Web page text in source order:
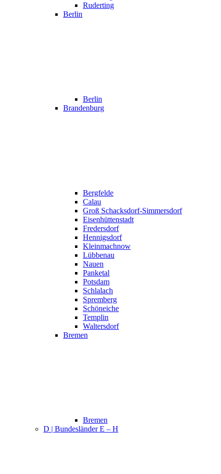
Ruderting
Berlin
Berlin
Brandenburg
Bergfelde
Calau
Groß Schacksdorf-Simmersdorf
Eisenhüttenstadt
Fredersdorf
Hennigsdorf
Kleinmachnow
Lübbenau
Nauen
Panketal
Potsdam
Schlalach
Spremberg
Schöneiche
Templin
Waltersdorf
Bremen
Bremen
D | Bundesländer E – H